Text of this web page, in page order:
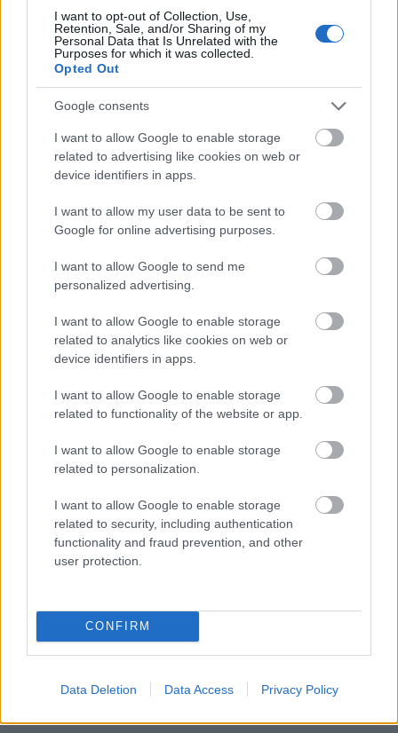
I want to opt-out of Collection, Use,
Retention, Sale, and/or Sharing of my
Personal Data that Is Unrelated with the
Purposes for which it was collected.
Opted Out
Google consents
I want to allow Google to enable storage
related to advertising like cookies on web or
device identifiers in apps.
I want to allow my user data to be sent to
Google for online advertising purposes.
I want to allow Google to send me
personalized advertising.
I want to allow Google to enable storage
related to analytics like cookies on web or
device identifiers in apps.
I want to allow Google to enable storage
related to functionality of the website or app.
I want to allow Google to enable storage
related to personalization.
I want to allow Google to enable storage
related to security, including authentication
functionality and fraud prevention, and other
user protection.
CONFIRM
Data Deletion Data Access Privacy Policy
HÍREK egy órája
robbanószer-drónt Lipcsében
Kihirdették az OTP Társasházi
Pályázatának idei nyerteseit
HÍREK 3 órája
NÉPSZERŰ